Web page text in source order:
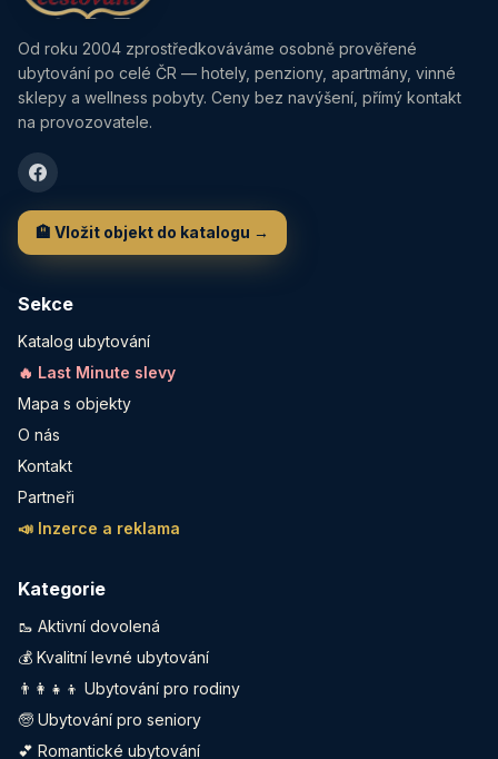
Od roku 2004 zprostředkováváme osobně prověřené
ubytování po celé ČR — hotely, penziony, apartmány, vinné
sklepy a wellness pobyty. Ceny bez navýšení, přímý kontakt
na provozovatele.
🏨 Vložit objekt do katalogu →
Sekce
Katalog ubytování
🔥 Last Minute slevy
Mapa s objekty
O nás
Kontakt
Partneři
📣 Inzerce a reklama
Kategorie
🥾 Aktivní dovolená
💰 Kvalitní levné ubytování
👨‍👩‍👧‍👦 Ubytování pro rodiny
🧓 Ubytování pro seniory
💕 Romantické ubytování